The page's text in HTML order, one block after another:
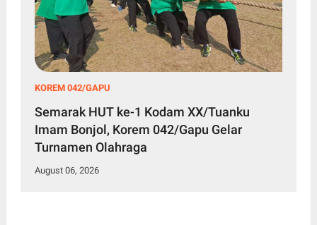
KOREM 042/GAPU
Semarak HUT ke-1 Kodam XX/Tuanku
Imam Bonjol, Korem 042/Gapu Gelar
Turnamen Olahraga
August 06, 2026